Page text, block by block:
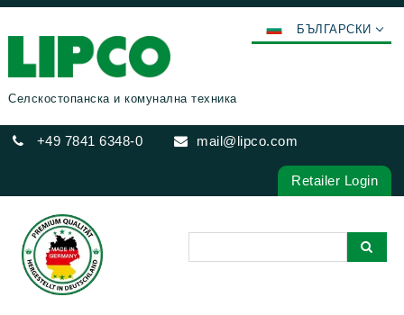
Селскостопанска и комунална техника
+49 7841 6348-0 mail@lipco.com
POLSKI
ITALIANO
БЪЛГАРСКИ
Retailer Login